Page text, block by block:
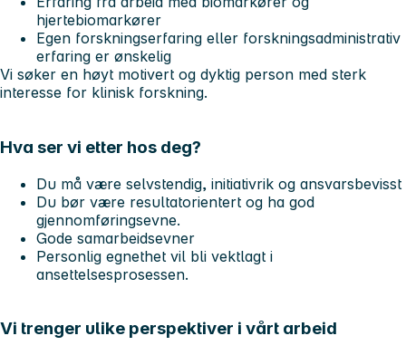
hjertebiomarkører
Egen forskningserfaring eller forskningsadministrativ
erfaring er ønskelig
Vi søker en høyt motivert og dyktig person med sterk
interesse for klinisk forskning.
Hva ser vi etter hos deg?
Du må være selvstendig, initiativrik og ansvarsbevisst
Du bør være resultatorientert og ha god
gjennomføringsevne.
Gode samarbeidsevner
Personlig egnethet vil bli vektlagt i
ansettelsesprosessen.
Vi trenger ulike perspektiver i vårt arbeid